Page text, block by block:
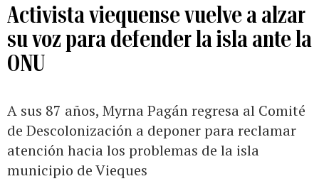
Activista viequense vuelve a alzar
su voz para defender la isla ante la
ONU
A sus 87 años, Myrna Pagán regresa al Comité
de Descolonización a deponer para reclamar
atención hacia los problemas de la isla
municipio de Vieques